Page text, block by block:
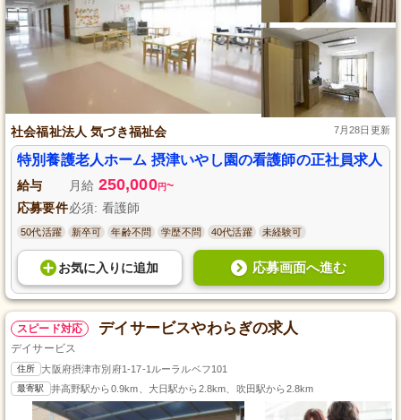
社会福祉法人 気づき福祉会 7月28日更新
特別養護老人ホーム 摂津いやし園の看護師の正社員求人
給与 月給 250,000円~
応募要件必須: 看護師
50代活躍 新卒可 年齢不問 学歴不問 40代活躍 未経験可
お気に入り に追加 応募画面へ進む
スピード対応 デイサービスやわらぎの求人
デイサービス
住所 大阪府摂津市別府1-17-1ルーラルベフ101
最寄駅 井高野駅から0.9km、大日駅から2.8km、吹田駅から2.8km